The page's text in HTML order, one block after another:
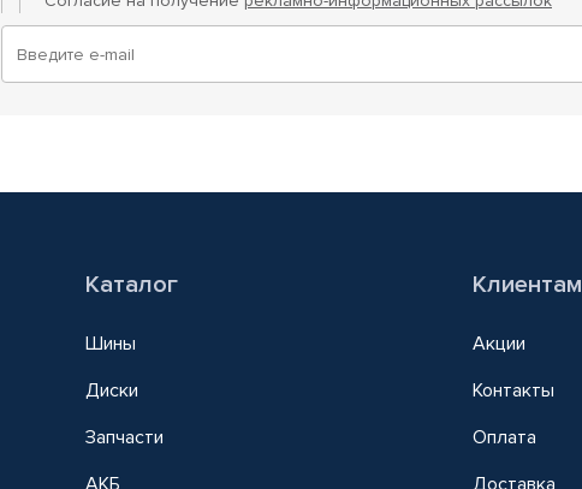
Каталог
Шины
Диски
Запчасти
АКБ
Клиентам
Акции
Контакты
Оплата
Доставка